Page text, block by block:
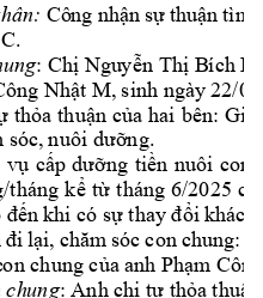
Công nhận sự thuận tình
: Chị Nguyễn Thị Bích D
Nhật M, sinh ngày 22/
thỏa thuận của hai bên: G
sóc, nuôi dưỡng.
vụ cấp dưỡng tiền nuôi con
tháng kể từ tháng 6/2025
đến khi có sự thay đổi khác.
đi lại, chăm sóc con chung:
on chung của anh Phạm
chung: Anh chị tự thỏa